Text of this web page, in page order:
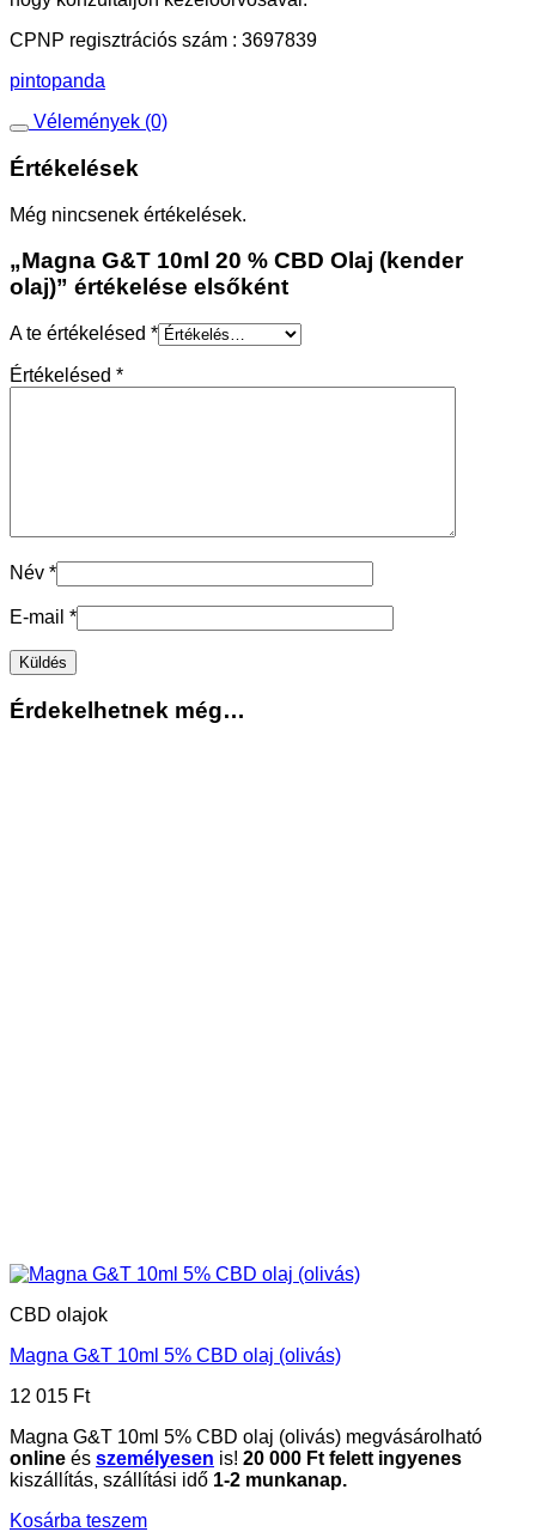
CPNP regisztrációs szám : 3697839
pintopanda
Vélemények (0)
Értékelések
Még nincsenek értékelések.
„Magna G&T 10ml 20 % CBD Olaj (kender
olaj)” értékelése elsőként
A te értékelésed *
Értékelésed *
Név *
E-mail *
Érdekelhetnek még…
CBD olajok
Magna G&T 10ml 5% CBD olaj (olivás)
12 015 Ft
Magna G&T 10ml 5% CBD olaj (olivás) megvásárolható
online és személyesen is! 20 000 Ft felett ingyenes
kiszállítás, szállítási idő 1-2 munkanap.
Kosárba teszem